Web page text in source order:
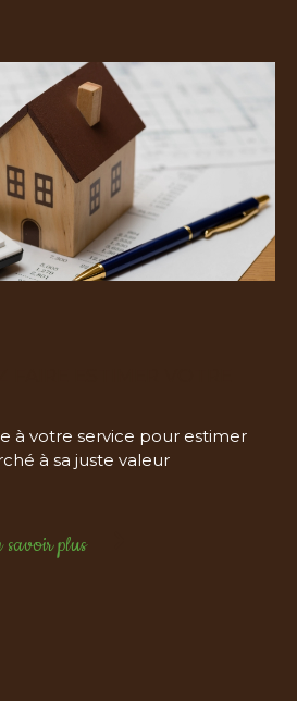
à votre service pour estimer
à sa juste valeur
savoir plus